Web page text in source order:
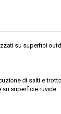
su superfici
di salti e
superficie ruvide.